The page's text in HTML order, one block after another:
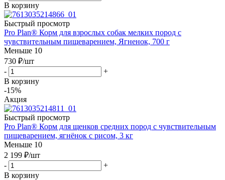
В корзину
Быстрый просмотр
Pro Plan® Корм для взрослых собак мелких пород с
чувствительным пищеварением, Ягненок, 700 г
Меньше 10
730 ₽/шт
-
+
В корзину
-15%
Акция
Быстрый просмотр
Pro Plan® Корм для щенков средних пород с чувствительным
пищеварением, ягнёнок с рисом, 3 кг
Меньше 10
2 199 ₽/шт
-
+
В корзину